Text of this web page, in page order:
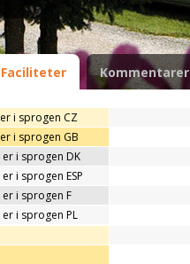
Faciliteter Kommentarer
i sprogen CZ
i sprogen GB
i sprogen DK
i sprogen ESP
i sprogen F
i sprogen PL